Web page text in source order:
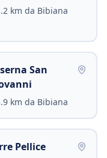
km da Bibiana
San
km da Bibiana
Pellice